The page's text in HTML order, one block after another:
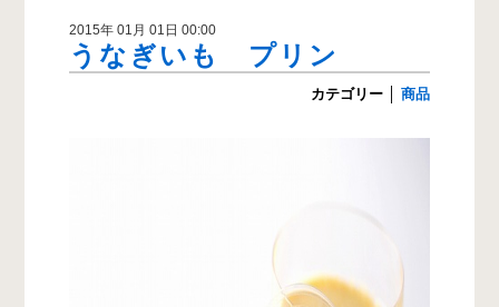
2015年 01月 01日 00:00
うなぎいも プリン
カテゴリー 商品